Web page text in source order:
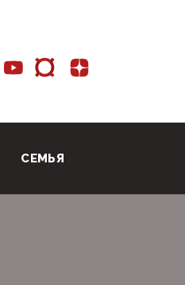
СЕМЬЯ